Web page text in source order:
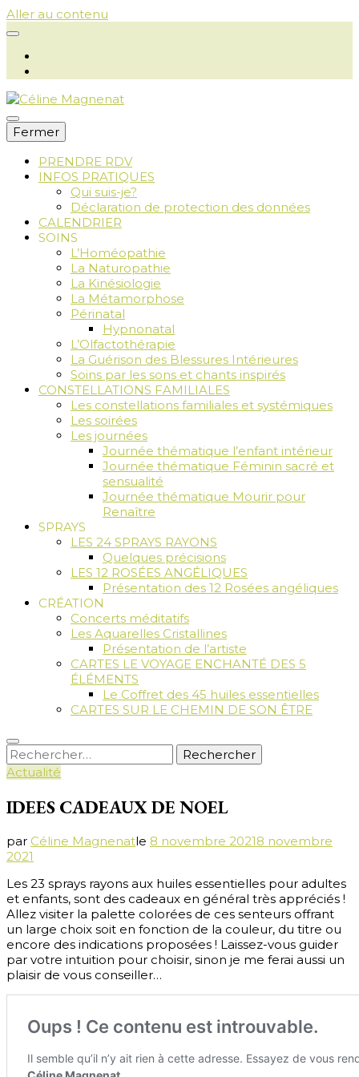
Aller au contenu
Céline
Magnenat
Fermer
PRENDRE RDV
INFOS PRATIQUES
Qui suis-je?
Déclaration de protection des données
CALENDRIER
SOINS
L’Homéopathie
La Naturopathie
La Kinésiologie
La Métamorphose
Périnatal
Hypnonatal
L’Olfactothérapie
La Guérison des Blessures Intérieures
Soins par les sons et chants inspirés
CONSTELLATIONS FAMILIALES
Les constellations familiales et systémiques
Les soirées
Les journées
Journée thématique l’enfant intérieur
Journée thématique Féminin sacré et
sensualité
Journée thématique Mourir pour
Renaître
SPRAYS
LES 24 SPRAYS RAYONS
Quelques précisions
LES 12 ROSÉES ANGÉLIQUES
Présentation des 12 Rosées angéliques
CRÉATION
Concerts méditatifs
Les Aquarelles Cristallines
Présentation de l’artiste
CARTES LE VOYAGE ENCHANTÉ DES 5
ÉLÉMENTS
Le Coffret des 45 huiles essentielles
CARTES SUR LE CHEMIN DE SON ÊTRE
Rechercher :
Actualité
IDEES CADEAUX DE NOEL
par Céline Magnenatle 8 novembre 20218 novembre
2021
Les 23 sprays rayons aux huiles essentielles pour adultes
et enfants, sont des cadeaux en général très appréciés !
Allez visiter la palette colorées de ces senteurs offrant
un large choix soit en fonction de la couleur, du titre ou
encore des indications proposées ! Laissez-vous guider
par votre intuition pour choisir, sinon je me ferai aussi un
plaisir de vous conseiller…